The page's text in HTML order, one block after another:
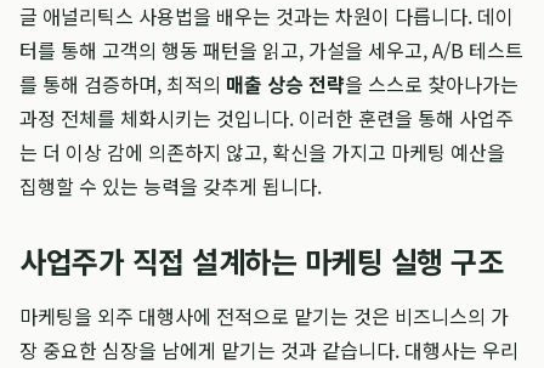
글 애널리틱스 사용법을 배우는 것과는 차원이 다릅니다. 데이
터를 통해 고객의 행동 패턴을 읽고, 가설을 세우고, A/B 테스트
를 통해 검증하며, 최적의 매출 상승 전략을 스스로 찾아나가는
과정 전체를 체화시키는 것입니다. 이러한 훈련을 통해 사업주
는 더 이상 감에 의존하지 않고, 확신을 가지고 마케팅 예산을
집행할 수 있는 능력을 갖추게 됩니다.
사업주가 직접 설계하는 마케팅 실행 구조
마케팅을 외주 대행사에 전적으로 맡기는 것은 비즈니스의 가
장 중요한 심장을 남에게 맡기는 것과 같습니다. 대행사는 우리